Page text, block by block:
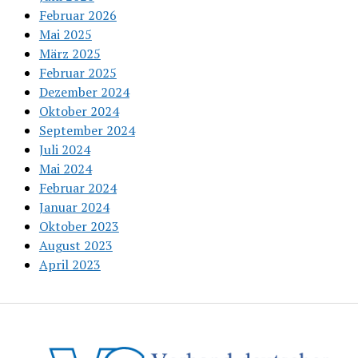
Februar 2026
Mai 2025
März 2025
Februar 2025
Dezember 2024
Oktober 2024
September 2024
Juli 2024
Mai 2024
Februar 2024
Januar 2024
Oktober 2023
August 2023
April 2023